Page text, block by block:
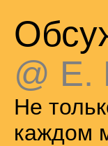
@ Е.
Не
каждом